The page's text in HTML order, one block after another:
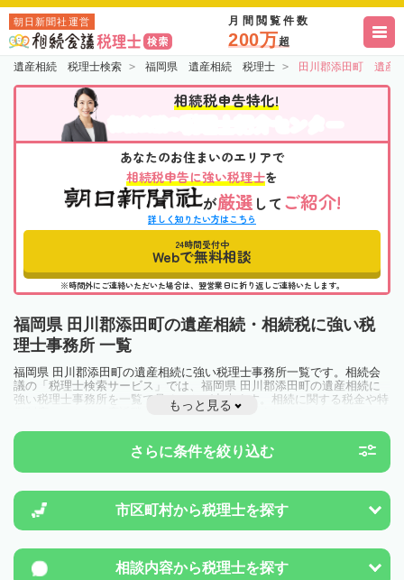
朝日新聞社運営 月間閲覧件数
200万超
遺産相続 税理士検索 福岡県 遺産相続 税理士 田川郡添田町 遺産
相続税申告特化!
あなたのお住まいのエリアで
相続税申告に強い税理士を
が厳選 して ご紹介!
詳しく知りたい方はこちら
24時間受付中
Webで無料相談
※時間外にご連絡いただいた場合は、翌営業日に折り返しご連絡いたします。
福岡県 田川郡添田町の遺産相続・相続税に強い税
理士事務所 一覧
福岡県 田川郡添田町の遺産相続に強い税理士事務所一覧です。相続会
議の「税理士検索サービス」では、福岡県 田川郡添田町の遺産相続に
強い税理士事務所を一覧で見ることが出来ます。相続に関する税金や特
例制度のことは一度近隣の税理士に相談してみましょう。
もっと見る
さらに条件を絞り込む
市区町村から税理士を探す
相談内容から税理士を探す